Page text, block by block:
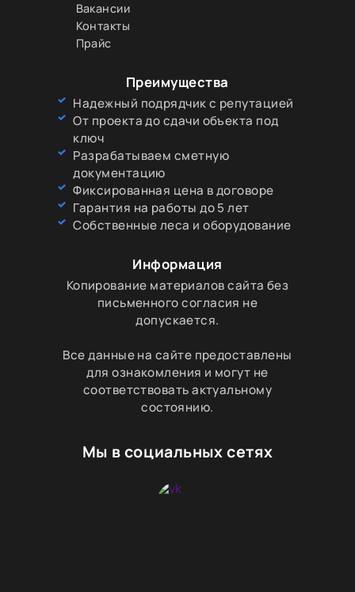
Мы в социальных сетях
Вакансии
Контакты
Прайс
Преимущества
Надежный подрядчик с репутацией
От проекта до сдачи объекта под
ключ
Разрабатываем сметную
документацию
Фиксированная цена в договоре
Гарантия на работы до 5 лет
Собственные леса и оборудование
Информация
Копирование материалов сайта без
письменного согласия не
допускается.
Все данные на сайте предоставлены
для ознакомления и могут не
соответствовать актуальному
состоянию.